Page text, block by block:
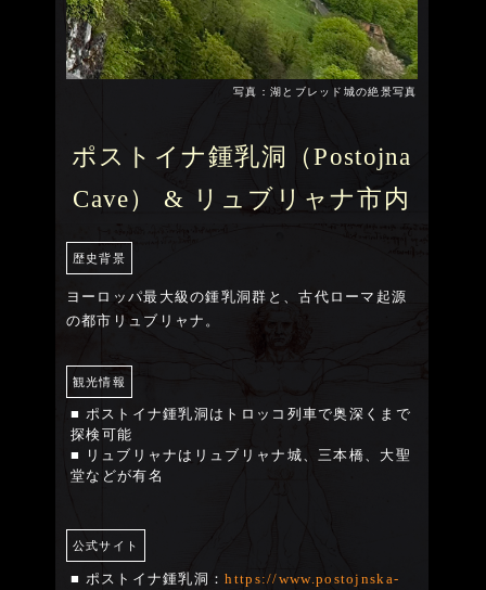
写真：湖とブレッド城の絶景写真
ポストイナ鍾乳洞（Postojna
Cave） & リュブリャナ市内
歴史背景
ヨーロッパ最大級の鍾乳洞群と、古代ローマ起源
の都市リュブリャナ。
観光情報
■ ポストイナ鍾乳洞はトロッコ列車で奥深くまで
探検可能
■ リュブリャナはリュブリャナ城、三本橋、大聖
堂などが有名
公式サイト
■ ポストイナ鍾乳洞：https://www.postojnska-